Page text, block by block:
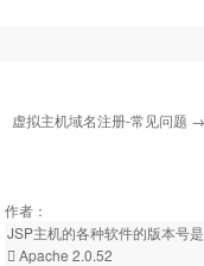
虚拟主机域名注册-常见问题
作者：
JSP主机的各种软件的版本号
 Apache 2.0.52